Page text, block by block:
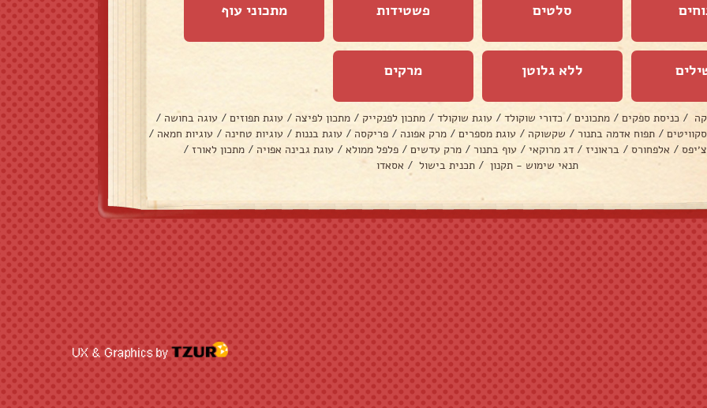
סלטים פשטידות מתכוני עוף
ללא גלוטן מרקים
/ כניסת ספקים / מתכונים / כדורי שוקולד / עוגת שוקולד / מתכון לפנקייק / מתכון לפיצה / עוגת תפוזים / עוגה בחושה /
/ תפוח אדמה בתנור / שקשוקה / עוגת מספרים / מרק אפונה / פריקסה / עוגת בננות / עוגיות טחינה / עוגיות חמאה /
/ אלפחורס / בראוניז / דג מרוקאי / עוף בתנור / מרק עדשים / פלפל ממולא / עוגת גבינה אפויה / מתכון לאורז /
תנאי שימוש - תקנון / תכנית בישול / אסאדו